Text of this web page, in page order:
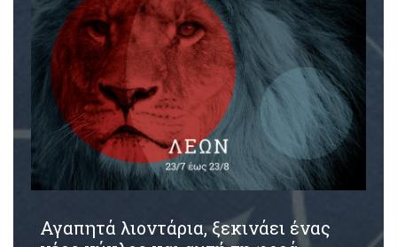
Αγαπητά λιοντάρια, ξεκινάει ένας